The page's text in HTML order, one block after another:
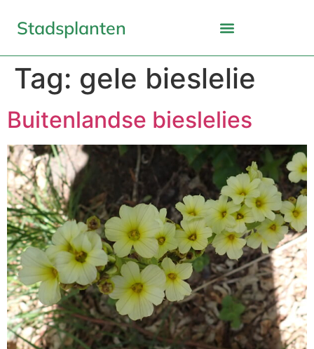
Stadsplanten
Tag: gele bieslelie
Buitenlandse bieslelies